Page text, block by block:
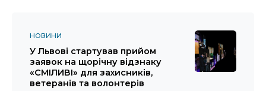
НОВИНИ
У Львові стартував прийом
заявок на щорічну відзнаку
«СМІЛИВІ» для захисників,
ветеранів та волонтерів